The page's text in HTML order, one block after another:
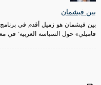
بين فيشمان
بين فيشمان هو زميل أقدم في
فاميلي» حول السياسة العربية"